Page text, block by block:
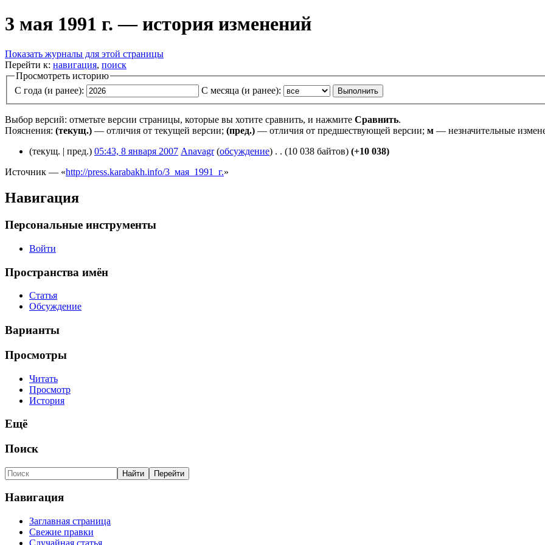
3 мая 1991 г. — история изменений
Показать журналы для этой страницы
Перейти к: навигация, поиск
Просмотреть историю
С года (и ранее):
С месяца (и ранее):
Выбор версий: отметьте версии страницы, которые вы хотите сравнить, и нажмите Сравнить.
Пояснения: (текущ.) — отличия от текущей версии; (пред.) — отличия от предшествующей версии; м — незначительные
(текущ. | пред.) 05:43, 8 января 2007 Anavagr (обсуждение) . . (10 038 байтов) (+10 038)
Источник — «http://press.karabakh.info/3_мая_1991_г.»
Навигация
Персональные инструменты
Войти
Пространства имён
Статья
Обсуждение
Варианты
Просмотры
Читать
Просмотр
История
Ещё
Поиск
Навигация
Заглавная страница
Свежие правки